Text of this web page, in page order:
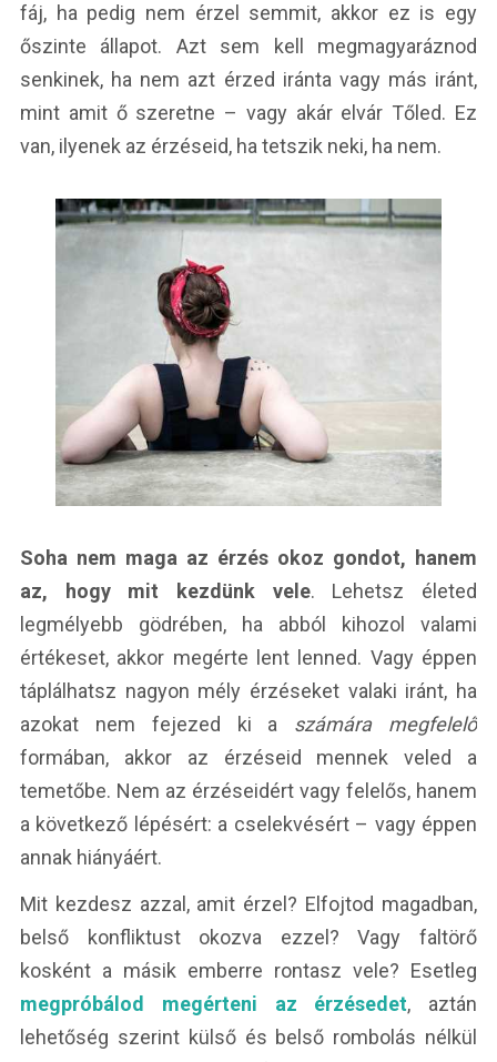
fáj, ha pedig nem érzel semmit, akkor ez is egy
őszinte állapot. Azt sem kell megmagyaráznod
senkinek, ha nem azt érzed iránta vagy más iránt,
mint amit ő szeretne – vagy akár elvár Tőled. Ez
van, ilyenek az érzéseid, ha tetszik neki, ha nem.
Soha nem maga az érzés okoz gondot, hanem
az, hogy mit kezdünk vele. Lehetsz életed
legmélyebb gödrében, ha abból kihozol valami
értékeset, akkor megérte lent lenned. Vagy éppen
táplálhatsz nagyon mély érzéseket valaki iránt, ha
azokat nem fejezed ki a számára megfelelő
formában, akkor az érzéseid mennek veled a
temetőbe. Nem az érzéseidért vagy felelős, hanem
a következő lépésért: a cselekvésért – vagy éppen
annak hiányáért.
Mit kezdesz azzal, amit érzel? Elfojtod magadban,
belső konfliktust okozva ezzel? Vagy faltörő
kosként a másik emberre rontasz vele? Esetleg
megpróbálod megérteni az érzésedet, aztán
lehetőség szerint külső és belső rombolás nélkül